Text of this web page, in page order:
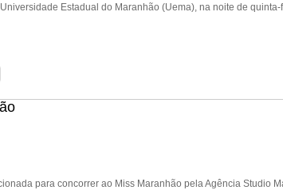
Estadual do Maranhão (Uema), na noite de
para concorrer ao Miss Maranhão pela Agência Studio